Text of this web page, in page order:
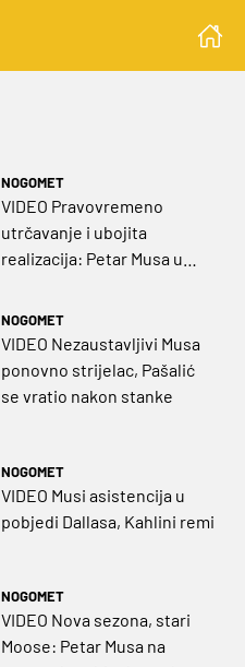
NOGOMET
VIDEO Pravovremeno
utrčavanje i ubojita
realizacija: Petar Musa u
ove sezone!
NOGOMET
VIDEO Nezaustavljivi Musa
ponovno strijelac, Pašalić
se vratio nakon stanke
NOGOMET
VIDEO Musi asistencija u
pobjedi Dallasa, Kahlini remi
NOGOMET
VIDEO Nova sezona, stari
Moose: Petar Musa na